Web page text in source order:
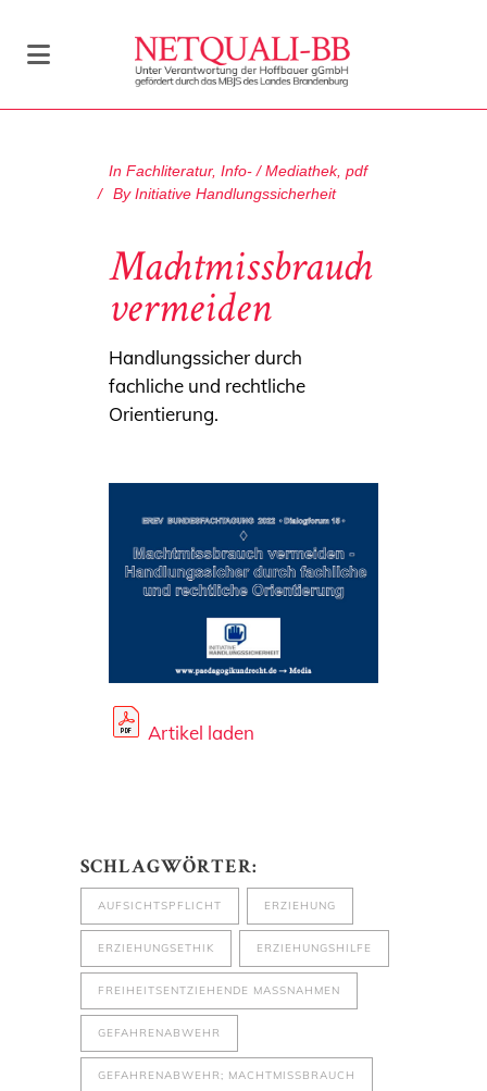
In Fachliteratur, Info- / Mediathek, pdf
By Initiative Handlungssicherheit
Machtmissbrauch
vermeiden
Handlungssicher durch
fachliche und rechtliche
Orientierung.
Artikel laden
SCHLAGWÖRTER:
AUFSICHTSPFLICHT ERZIEHUNG
ERZIEHUNGSETHIK ERZIEHUNGSHILFE
FREIHEITSENTZIEHENDE MASSNAHMEN
GEFAHRENABWEHR
GEFAHRENABWEHR; MACHTMISSBRAUCH